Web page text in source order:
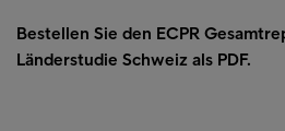
Bestellen Sie den ECPR
Länderstudie Schweiz als PDF.